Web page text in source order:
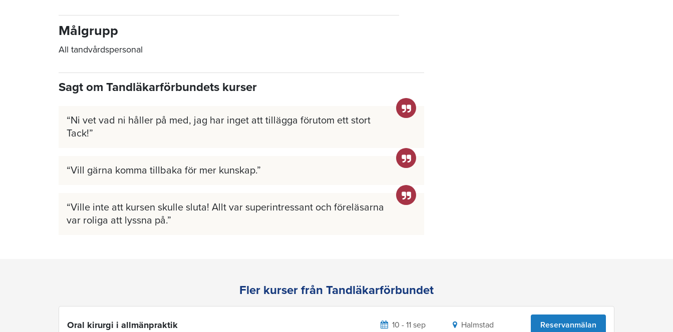
Målgrupp
All tandvårdspersonal
Sagt om Tandläkarförbundets kurser
Ni vet vad ni håller på med, jag har inget att tillägga förutom ett stort
Tack!
Vill gärna komma tillbaka för mer kunskap.
Ville inte att kursen skulle sluta! Allt var superintressant och föreläsarna
var roliga att lyssna på.
Fler kurser från Tandläkarförbundet
Oral kirurgi i allmänpraktik 10 - 11 sep Halmstad Reservanmälan